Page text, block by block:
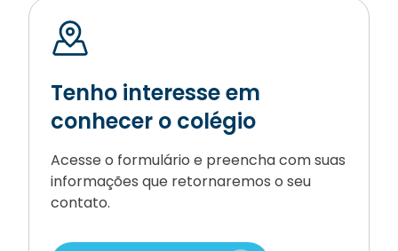
Tenho interesse em
conhecer o colégio
Acesse o formulário e preencha com suas
informações que retornaremos o seu
contato.